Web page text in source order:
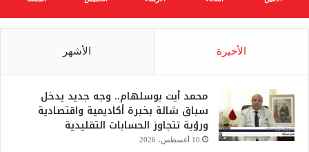
الأخيرة الأشهر
محمد أيت بوسلهام.. وجه جديد يدخل
سباق شالة بخبرة أكاديمية واقتصادية
ورؤية تتجاوز الحسابات التقليدية
10 أغسطس، 2026